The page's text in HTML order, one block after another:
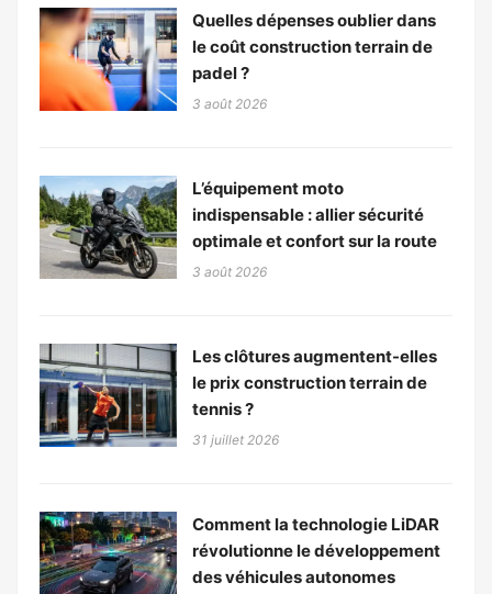
Quelles dépenses oublier dans
le coût construction terrain de
padel ?
3 août 2026
L’équipement moto
indispensable : allier sécurité
optimale et confort sur la route
3 août 2026
Les clôtures augmentent-elles
le prix construction terrain de
tennis ?
31 juillet 2026
Comment la technologie LiDAR
révolutionne le développement
des véhicules autonomes